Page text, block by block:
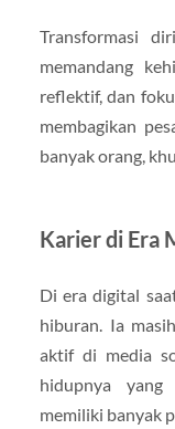
Transformasi
memandang
reflektif, dan
membagikan
banyak orang,
Karier di Era
Di era digital
hiburan. Ia
aktif di media
hidupnya
memiliki banyak